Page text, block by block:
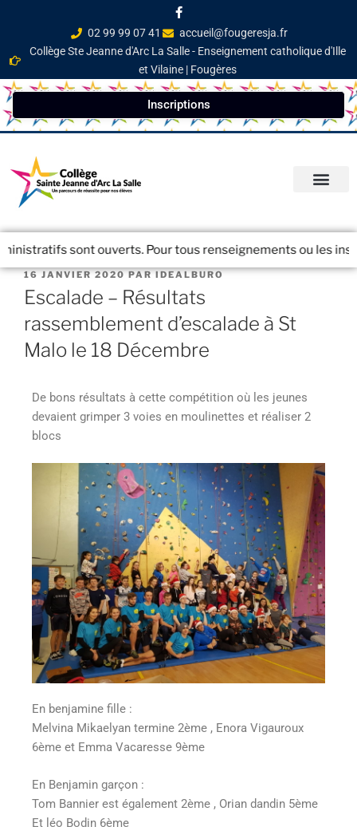
02 99 99 07 41
accueil@fougeresja.fr
Collège Ste Jeanne d'Arc La Salle - Enseignement catholique d'Ille
et Vilaine | Fougères
Inscriptions
sont ouverts. Pour tous renseignements ou les
16 JANVIER 2020PARIDEALBURO
Escalade – Résultats
rassemblement d’escalade à St
Malo le 18 Décembre
De bons résultats à cette compétition où les jeunes
devaient grimper 3 voies en moulinettes et réaliser 2
blocs
En benjamine fille :
Melvina Mikaelyan termine 2ème , Enora Vigauroux
6ème et Emma Vacaresse 9ème
En Benjamin garçon :
Tom Bannier est également 2ème , Orian dandin 5ème
Et léo Bodin 6ème